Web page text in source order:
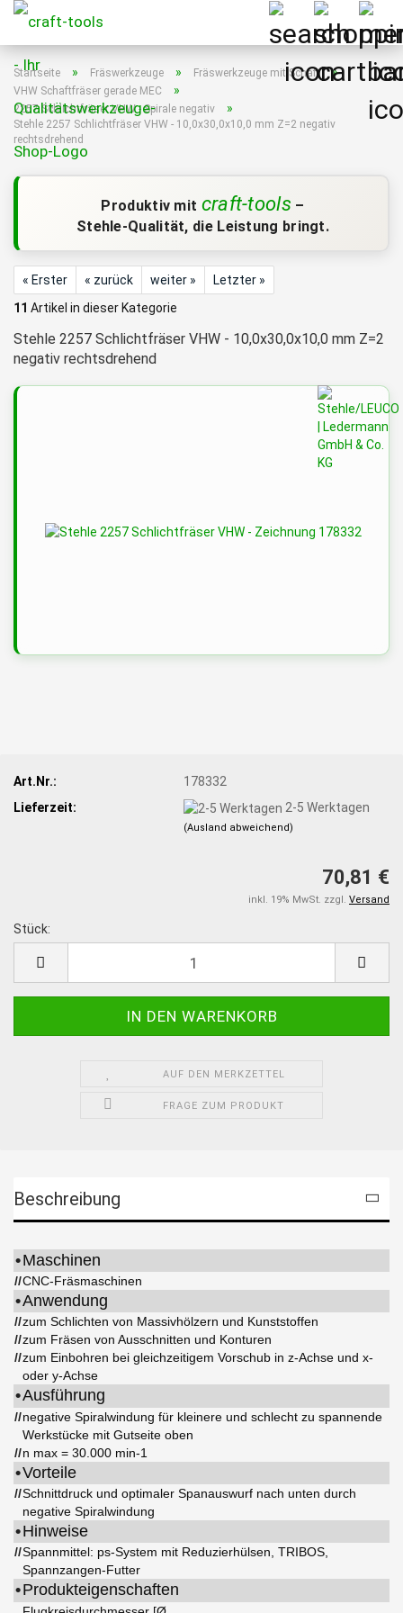
Startseite » Fräswerkzeuge » Fräswerkzeuge mit Schaft »
VHW Schaftfräser gerade MEC »
2257 Schlichtfräser VHW - Spirale negativ »
Stehle 2257 Schlichtfräser VHW - 10,0x30,0x10,0 mm Z=2 negativ
rechtsdrehend
Produktiv mit craft-tools –
Stehle-Qualität, die Leistung bringt.
« Erster « zurück weiter »
Letzter »
11 Artikel in dieser Kategorie
Stehle 2257 Schlichtfräser VHW - 10,0x30,0x10,0 mm Z=2
negativ rechtsdrehend
Art.Nr.:
178332
Lieferzeit:
2-5 Werktagen
(Ausland abweichend)
70,81 €
inkl. 19% MwSt. zzgl. Versand
Stück:
AUF DEN MERKZETTEL
FRAGE ZUM PRODUKT
Beschreibung
•Maschinen
//CNC-Fräsmaschinen
•Anwendung
//zum Schlichten von Massivhölzern und Kunststoffen
//zum Fräsen von Ausschnitten und Konturen
//zum Einbohren bei gleichzeitigem Vorschub in z-Achse und x-
oder y-Achse
•Ausführung
//negative Spiralwindung für kleinere und schlecht zu spannende
Werkstücke mit Gutseite oben
//n max = 30.000 min-1
•Vorteile
//Schnittdruck und optimaler Spanauswurf nach unten durch
negative Spiralwindung
•Hinweise
//Spannmittel: ps-System mit Reduzierhülsen, TRIBOS,
Spannzangen-Futter
•Produkteigenschaften